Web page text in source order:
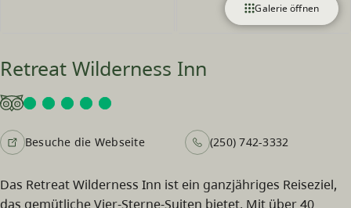
Galerie öffnen
Retreat Wilderness Inn
Besuche die Webseite (250) 742-3332
Das Retreat Wilderness Inn ist ein ganzjähriges Reiseziel,
das gemütliche Vier-Sterne-Suiten bietet. Mit über 40